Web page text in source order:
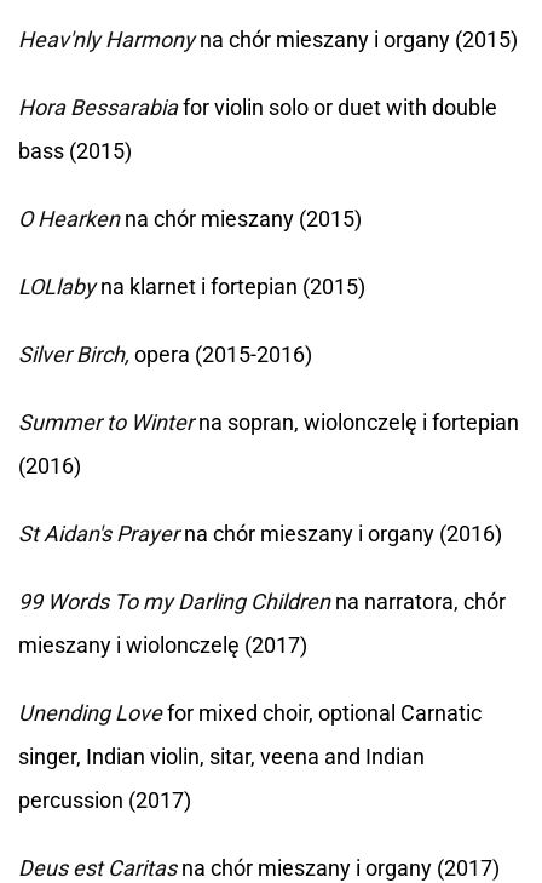
Heav'nly Harmonyna chór mieszany i organy (2015)
Hora Bessarabiafor violin solo or duet with double
bass (2015)
O Hearkenna chór mieszany (2015)
LOLlabyna klarnet i fortepian (2015)
Silver Birch, opera (2015-2016)
Summer to Winterna sopran, wiolonczelę i fortepian
(2016)
St Aidan's Prayerna chór mieszany i organy (2016)
99 Words To my Darling Childrenna narratora, chór
mieszany i wiolonczelę (2017)
Unending Lovefor mixed choir, optional Carnatic
singer, Indian violin, sitar, veena and Indian
percussion (2017)
Deus est Caritasna chór mieszany i organy (2017)